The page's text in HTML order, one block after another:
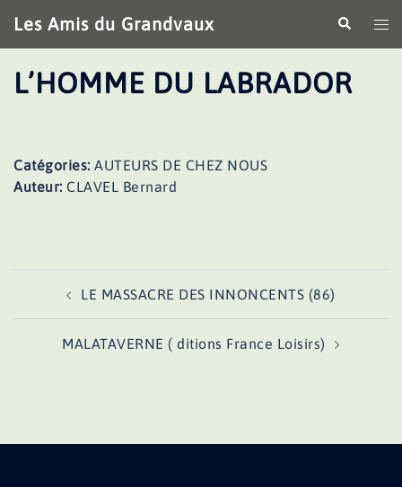
au
contenu
Les Amis du Grandvaux
le
L’HOMME DU LABRADOR
Catégories: AUTEURS DE CHEZ NOUS
Auteur: CLAVEL Bernard
d’articleLE MASSACRE DES INNONCENTS (86)
MALATAVERNE ( ditions France Loisirs)